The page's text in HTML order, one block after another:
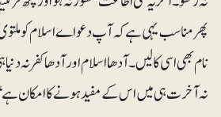
پھر مناسب یہی ہے کہ آپ دعواے اسلام کو
نام بھی اسی کا لیں۔ آدھا اسلام اور آدھا کفر نہ
نہ آخرت ہی میں اس کے مفید ہونے کا امکان ہے‘‘۔